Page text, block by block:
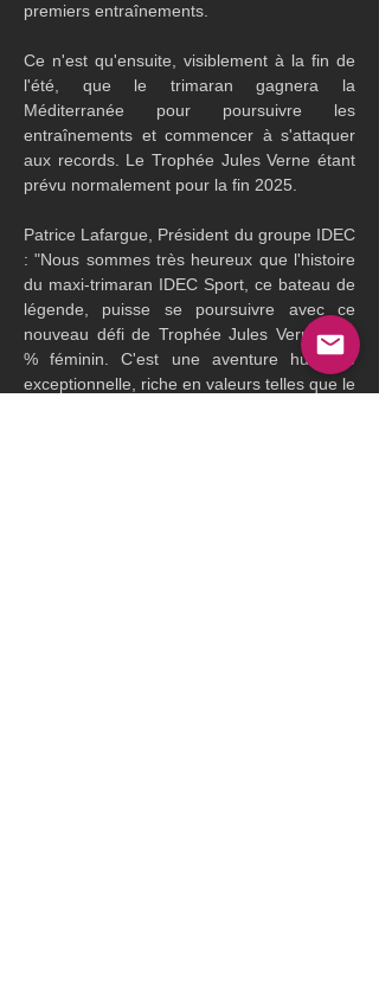
premiers entraînements.
Ce n'est qu'ensuite, visiblement à la fin de
l'été, que le trimaran gagnera la
Méditerranée pour poursuivre les
entraînements et commencer à s'attaquer
aux records. Le Trophée Jules Verne étant
prévu normalement pour la fin 2025.
Patrice Lafargue, Président du groupe IDEC
: "Nous sommes très heureux que l'histoire
du maxi-trimaran IDEC Sport, ce bateau de
légende, puisse se poursuivre avec ce
nouveau défi de Trophée Jules Verne 100
% féminin. C'est une aventure humaine
exceptionnelle, riche en valeurs telles que le